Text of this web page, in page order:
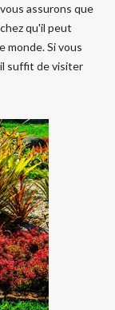
assurons que
qu'il peut
monde. Si vous
suffit de visiter